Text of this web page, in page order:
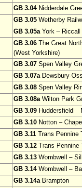
GB 3.04Nidderdale
GB 3.05 Wetherby
GB 3.05aYork – Riccall
GB 3.06 The Great
(West Yorkshire)
GB 3.07 Spen Valley
GB 3.07aDewsbury-
GB 3.08 Spen Valley
GB 3.08aWilton Park
GB 3.09 Huddersfield –
GB 3.10 Notton –
GB 3.11 Trans Pennine
GB 3.12 Trans Pennine
GB 3.13 Wombwell –
GB 3.14Wombwell –
GB 3.14aBrampton